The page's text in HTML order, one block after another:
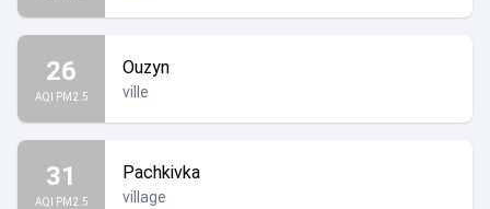
26
AQI PM2.5
Ouzyn
ville
31
AQI PM2.5
Pachkivka
village